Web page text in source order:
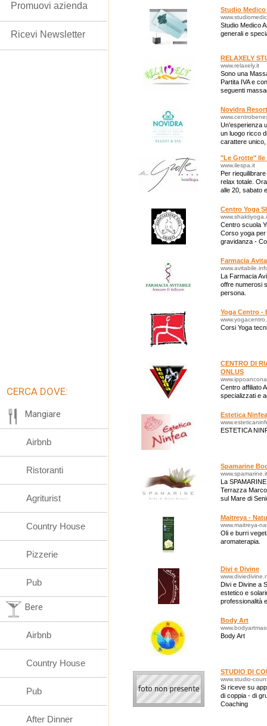
Studio
Studio Medico
generali e
RELAXELY
www.relaxely.it
Sono una
Partita IVA e
seguenti
Novidra
Un’esperienza
un luogo ricco
carattere unico,
"Le Grotte" Ile
www.ilespa.it
Per
relax totale.
alle 20, sabato
Centro Yoga
Centro scuola
Corso yoga
gravidanza -
Farmacia
La Farmacia
offre numerosi
persona.
Yoga Centro -
Corsi Yoga
CENTRO DI
ONLUS
Centro affiliato
specializzati e
Estetica Ninfea
ESTETICA
Spamarine
www.spamarine.it
La
Terrazza
sul Mare di
Maitreya -
www.maitreya-
Oli e burri
aromaterapia.
Divi e Divine
Divi e Divine a
estetico e
professionalità
Body Art
Body Art
STUDIO DI
www.studio-
Si riceve su
di coppia - di
Coaching
Promuovi azienda
Ricevi Newsletter
CERCA DOVE:
Mangiare
Airbnb
Ristoranti
Agriturist
Country House
Pizzerie
Pub
Bere
Airbnb
Country House
Pub
After Dinner